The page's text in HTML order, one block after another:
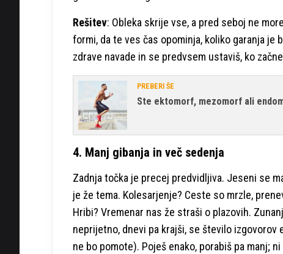
Rešitev: Obleka skrije vse, a pred seboj ne
formi, da te ves čas opominja, koliko garanja je
zdrave navade in se predvsem ustaviš, ko
PREBERI ŠE
Ste ektomorf, mezomorf ali
4. Manj gibanja in več sedenja
Zadnja točka je precej predvidljiva. Jeseni se
je že tema. Kolesarjenje? Ceste so mrzle,
Hribi? Vremenar nas že straši o plazovih.
neprijetno, dnevi pa krajši, se število
ne bo pomote). Poješ enako, porabiš pa manj;